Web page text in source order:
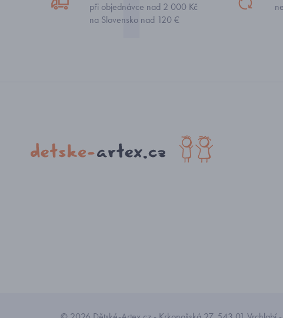
při objednávce nad 2 000 Kč
na Slovensko nad 120 €